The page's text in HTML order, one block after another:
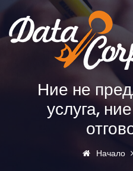
Ние не
услуга,
Начало